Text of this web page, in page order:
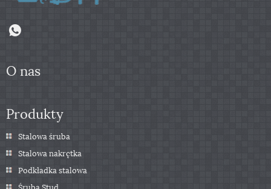
O nas
Produkty
Stalowa śruba
Stalowa nakrętka
Podkładka stalowa